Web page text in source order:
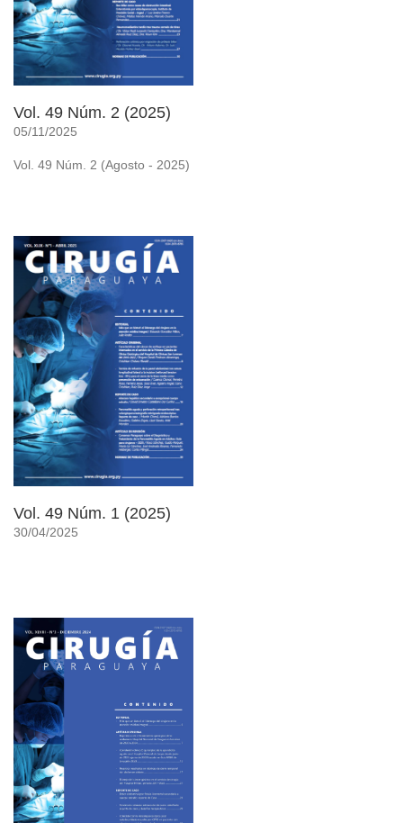
Vol. 49 Núm. 2 (2025)
05/11/2025
Vol. 49 Núm. 2 (Agosto - 2025)
Vol. 49 Núm. 1 (2025)
30/04/2025